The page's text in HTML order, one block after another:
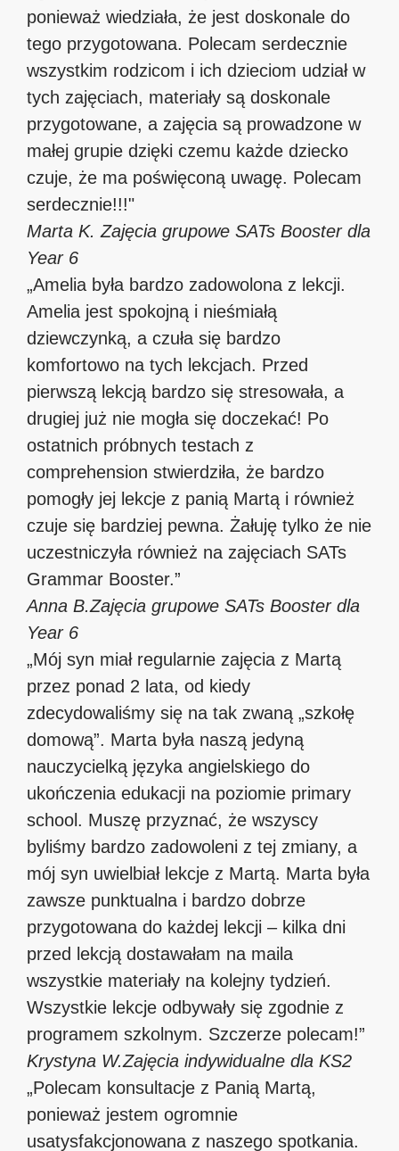
ponieważ wiedziała, że jest doskonale do
tego przygotowana. Polecam serdecznie
wszystkim rodzicom i ich dzieciom udział w
tych zajęciach, materiały są doskonale
przygotowane, a zajęcia są prowadzone w
małej grupie dzięki czemu każde dziecko
czuje, że ma poświęconą uwagę. Polecam
serdecznie!!!"
Marta K. Zajęcia grupowe SATs Booster dla
Year 6
„Amelia była bardzo zadowolona z lekcji.
Amelia jest spokojną i nieśmiałą
dziewczynką, a czuła się bardzo
komfortowo na tych lekcjach. Przed
pierwszą lekcją bardzo się stresowała, a
drugiej już nie mogła się doczekać! Po
ostatnich próbnych testach z
comprehension stwierdziła, że bardzo
pomogły jej lekcje z panią Martą i również
czuje się bardziej pewna. Żałuję tylko że nie
uczestniczyła również na zajęciach SATs
Grammar Booster.”
Anna B.Zajęcia grupowe SATs Booster dla
Year 6
„Mój syn miał regularnie zajęcia z Martą
przez ponad 2 lata, od kiedy
zdecydowaliśmy się na tak zwaną „szkołę
domową”. Marta była naszą jedyną
nauczycielką języka angielskiego do
ukończenia edukacji na poziomie primary
school. Muszę przyznać, że wszyscy
byliśmy bardzo zadowoleni z tej zmiany, a
mój syn uwielbiał lekcje z Martą. Marta była
zawsze punktualna i bardzo dobrze
przygotowana do każdej lekcji – kilka dni
przed lekcją dostawałam na maila
wszystkie materiały na kolejny tydzień.
Wszystkie lekcje odbywały się zgodnie z
programem szkolnym. Szczerze polecam!”
Krystyna W.Zajęcia indywidualne dla KS2
„Polecam konsultacje z Panią Martą,
ponieważ jestem ogromnie
usatysfakcjonowana z naszego spotkania.